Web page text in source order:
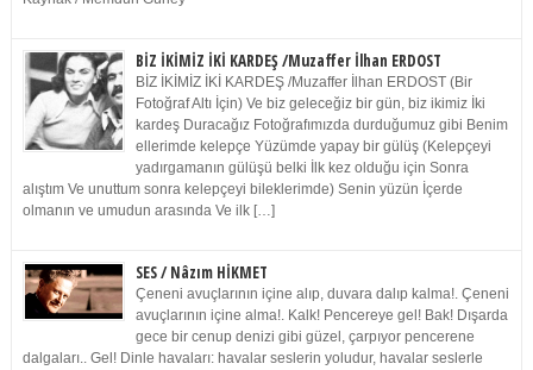
BİZ İKİMİZ İKİ KARDEŞ /Muzaffer İlhan ERDOST
BİZ İKİMİZ İKİ KARDEŞ /Muzaffer İlhan ERDOST (Bir
Fotoğraf Altı İçin) Ve biz geleceğiz bir gün, biz ikimiz İki
kardeş Duracağız Fotoğrafımızda durduğumuz gibi Benim
ellerimde kelepçe Yüzümde yapay bir gülüş (Kelepçeyi
yadırgamanın gülüşü belki İlk kez olduğu için Sonra
alıştım Ve unuttum sonra kelepçeyi bileklerimde) Senin yüzün İçerde
olmanın ve umudun arasında Ve ilk […]
SES / Nâzım HİKMET
Çeneni avuçlarının içine alıp, duvara dalıp kalma!. Çeneni
avuçlarının içine alma!. Kalk! Pencereye gel! Bak! Dışarda
gece bir cenup denizi gibi güzel, çarpıyor pencerene
dalgaları.. Gel! Dinle havaları: havalar seslerin yoludur, havalar seslerle